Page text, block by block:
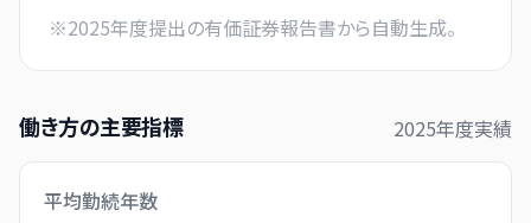
※2025年度提出の有価証券報告書から自動生成。
働き方の主要指標 2025年度実績
平均勤続年数